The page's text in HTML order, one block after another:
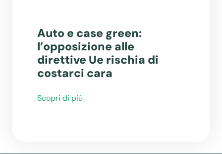
Auto e case green:
l’opposizione alle
direttive Ue rischia di
costarci cara
Scopri di più